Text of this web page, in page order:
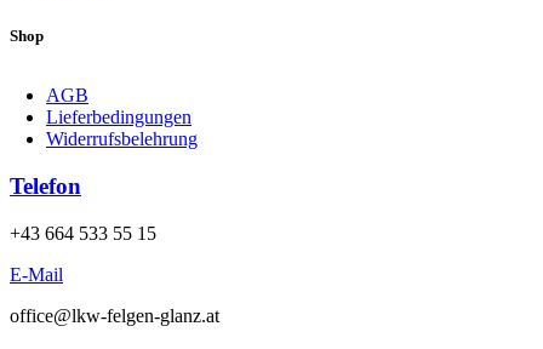
Shop
AGB
Lieferbedingungen
Widerrufsbelehrung
Telefon
+43 664 533 55 15
E-Mail
office@lkw-felgen-glanz.at